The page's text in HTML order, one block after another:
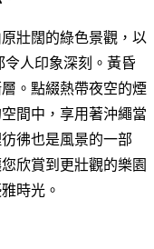
壯闊的綠色景觀，以
人印象深刻。黃昏
。點綴熱帶夜空的煙
間中，享用著沖繩當
彿也是風景的一部
欣賞到更壯觀的樂園
時光。